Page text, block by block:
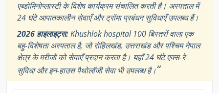
एब्डोमिनोप्लास्टी के विशेष कार्यक्रम संचालित करती है। अस्पताल में
24 घंटे आपातकालीन सेवाएँ और ट्रॉमा प्रबंधन सुविधाएँ उपलब्ध हैं।
2026 हाइलाइट्स:Khushlok hospital 100 बिस्तरों वाला एक
बहु-विशेषता अस्पताल है, जो रोहिलखंड, उत्तराखंड और पश्चिम नेपाल
क्षेत्र के मरीजों को सेवाएँ प्रदान करता है। यहाँ 24 घंटे एक्स-रे
सुविधा और इन-हाउस पैथोलॉजी सेवा भी उपलब्ध है।”